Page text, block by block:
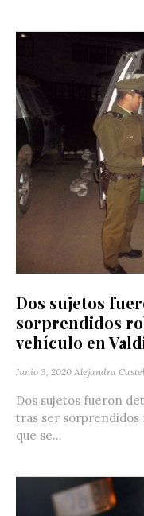
Dos sujetos
sorprendidos
vehículo en
Junio 3, 2020 Alejandra
Dos sujetos fueron
tras ser
que se...